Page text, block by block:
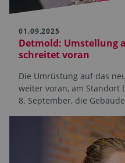
01.09.2025
Detmold: Umstellung
schreitet voran
Die Umrüstung auf das
weiter voran, am Standort
8. September, die